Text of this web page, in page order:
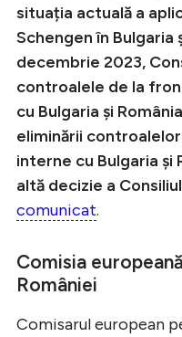
situația actuală a
Schengen în Bulgaria
decembrie 2023,
controalele de la
cu Bulgaria și
eliminării
interne cu Bulgaria și
altă decizie a
comunicat.
Comisia
României
Comisarul european